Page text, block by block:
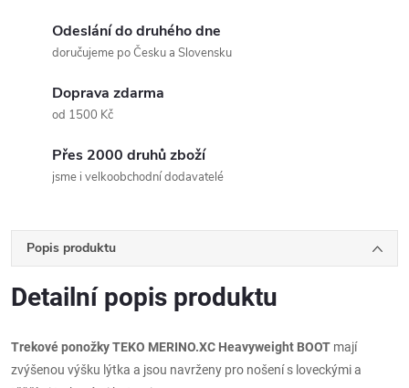
Odeslání do druhého dne
doručujeme po Česku a Slovensku
Doprava zdarma
od 1500 Kč
Přes 2000 druhů zboží
jsme i velkoobchodní dodavatelé
Popis produktu
Detailní popis produktu
Trekové ponožky TEKO MERINO.XC Heavyweight BOOT mají
zvýšenou výšku lýtka a jsou navrženy pro nošení s loveckými a